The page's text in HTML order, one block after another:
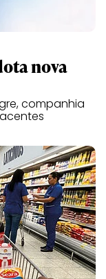
nova
companhia